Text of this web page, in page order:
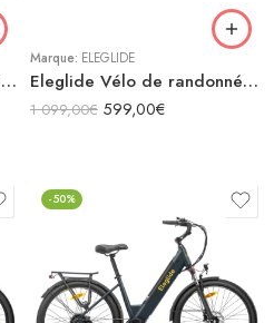
Eleglide Vélo de Montagne Électrique Mopride 3
Marque: ELEGLIDE
Eleglide Vélo de randonnée électrique T1
1 099,00€ 599,00€
-50%